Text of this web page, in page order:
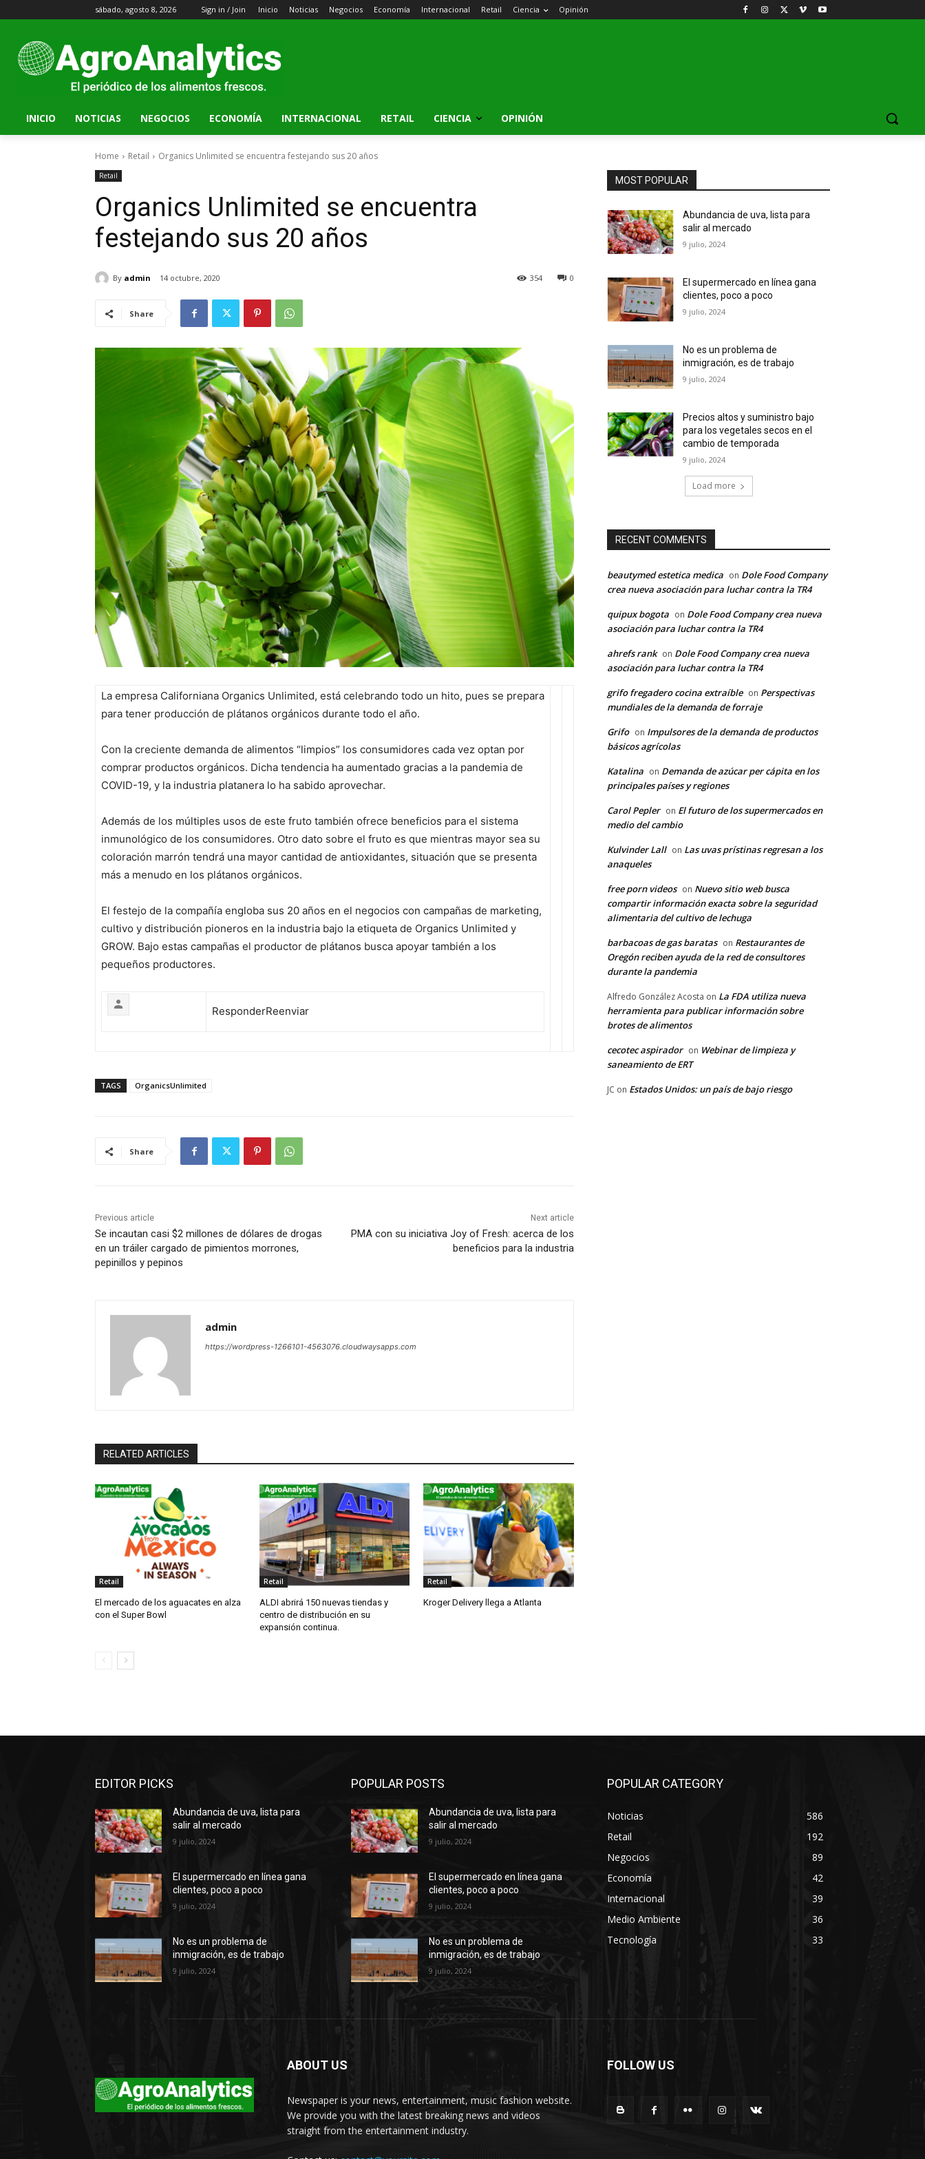
sábado, agosto 8, 2026 Sign in / Join Inicio Noticias Negocios Economía Internacional Retail Ciencia Opinión
INICIO NOTICIAS NEGOCIOS ECONOMÍA INTERNACIONAL RETAIL CIENCIA OPINIÓN
Home Retail Organics Unlimited se encuentra festejando sus 20 años
Retail
Organics Unlimited se encuentra
festejando sus 20 años
By admin 14 octubre, 2020 0
354
Share
La empresa Californiana Organics Unlimited, está celebrando todo un hito, pues se prepara
para tener producción de plátanos orgánicos durante todo el año.
Con la creciente demanda de alimentos “limpios” los consumidores cada vez optan por
comprar productos orgánicos. Dicha tendencia ha aumentado gracias a la pandemia de
COVID-19, y la industria platanera lo ha sabido aprovechar.
Además de los múltiples usos de este fruto también ofrece beneficios para el sistema
inmunológico de los consumidores. Otro dato sobre el fruto es que mientras mayor sea su
coloración marrón tendrá una mayor cantidad de antioxidantes, situación que se presenta
más a menudo en los plátanos orgánicos.
El festejo de la compañía engloba sus 20 años en el negocios con campañas de marketing,
cultivo y distribución pioneros en la industria bajo la etiqueta de Organics Unlimited y
GROW. Bajo estas campañas el productor de plátanos busca apoyar también a los
pequeños productores.
ResponderReenviar
TAGS OrganicsUnlimited
Share
Previous article
Se incautan casi $2 millones de dólares de drogas
en un tráiler cargado de pimientos morrones,
pepinillos y pepinos
Next article
PMA con su iniciativa Joy of Fresh: acerca de los
beneficios para la industria
admin
https://wordpress-1266101-4563076.cloudwaysapps.com
RELATED ARTICLES
Retail
El mercado de los aguacates en alza
con el Super Bowl
Retail
ALDI abrirá 150 nuevas tiendas y
centro de distribución en su
expansión continua.
Retail
Kroger Delivery llega a Atlanta
MOST POPULAR
Abundancia de uva, lista para
salir al mercado
9 julio, 2024
El supermercado en línea gana
clientes, poco a poco
9 julio, 2024
No es un problema de
inmigración, es de trabajo
9 julio, 2024
Precios altos y suministro bajo
para los vegetales secos en el
cambio de temporada
9 julio, 2024
Load more
RECENT COMMENTS
beautymed estetica medica on Dole Food Company
crea nueva asociación para luchar contra la TR4
quipux bogota on Dole Food Company crea nueva
asociación para luchar contra la TR4
ahrefs rank on Dole Food Company crea nueva
asociación para luchar contra la TR4
grifo fregadero cocina extraíble on Perspectivas
mundiales de la demanda de forraje
Grifo on Impulsores de la demanda de productos
básicos agrícolas
Katalina on Demanda de azúcar per cápita en los
principales países y regiones
Carol Pepler on El futuro de los supermercados en
medio del cambio
Kulvinder Lall on Las uvas prístinas regresan a los
anaqueles
free porn videos on Nuevo sitio web busca
compartir información exacta sobre la seguridad
alimentaria del cultivo de lechuga
barbacoas de gas baratas on Restaurantes de
Oregón reciben ayuda de la red de consultores
durante la pandemia
Alfredo González Acosta on La FDA utiliza nueva
herramienta para publicar información sobre
brotes de alimentos
cecotec aspirador on Webinar de limpieza y
saneamiento de ERT
JC on Estados Unidos: un país de bajo riesgo
EDITOR PICKS
Abundancia de uva, lista para
salir al mercado
9 julio, 2024
El supermercado en línea gana
clientes, poco a poco
9 julio, 2024
No es un problema de
inmigración, es de trabajo
9 julio, 2024
POPULAR POSTS
Abundancia de uva, lista para
salir al mercado
9 julio, 2024
El supermercado en línea gana
clientes, poco a poco
9 julio, 2024
No es un problema de
inmigración, es de trabajo
9 julio, 2024
POPULAR CATEGORY
Noticias
586
Retail
192
Negocios
89
Economía
42
Internacional
39
Medio Ambiente
36
Tecnología
33
ABOUT US
Newspaper is your news, entertainment, music fashion website.
We provide you with the latest breaking news and videos
straight from the entertainment industry.
FOLLOW US